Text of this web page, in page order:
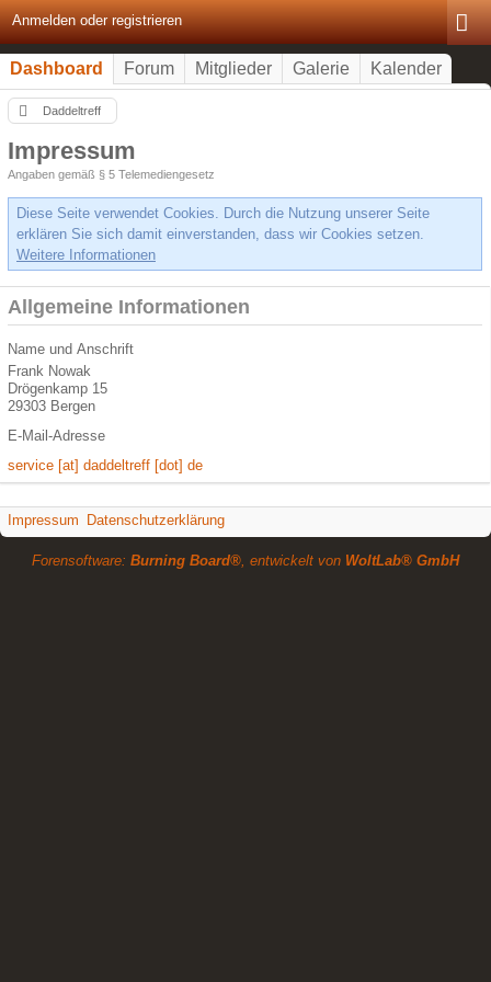
Anmelden oder registrieren
Dashboard Forum Mitglieder Galerie Kalender
Daddeltreff
Impressum
Angaben gemäß § 5 Telemediengesetz
Diese Seite verwendet Cookies. Durch die Nutzung unserer Seite
erklären Sie sich damit einverstanden, dass wir Cookies setzen.
Weitere Informationen
Allgemeine Informationen
Name und Anschrift
Frank Nowak
Drögenkamp 15
29303 Bergen
E-Mail-Adresse
service [at] daddeltreff [dot] de
Impressum Datenschutzerklärung
Forensoftware: Burning Board®, entwickelt von WoltLab® GmbH